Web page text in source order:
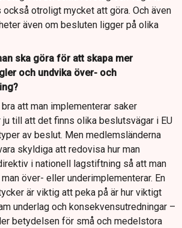
också otroligt mycket att göra. Och även
även om besluten ligger på olika
ska göra för att skapa mer
och undvika över- och
att man implementerar saker
till att det finns olika beslutsvägar i EU
av beslut. Men medlemsländerna
skyldiga att redovisa hur man
i nationell lagstiftning så att man
över- eller underimplementerar. En
är viktig att peka på är hur viktigt
underlag och konsekvensutredningar –
betydelsen för små och medelstora